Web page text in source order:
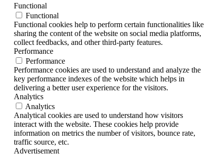
Functional
Functional
Functional cookies help to perform certain functionalities like
sharing the content of the website on social media platforms,
collect feedbacks, and other third-party features.
Performance
Performance
Performance cookies are used to understand and analyze the
key performance indexes of the website which helps in
delivering a better user experience for the visitors.
Analytics
Analytics
Analytical cookies are used to understand how visitors
interact with the website. These cookies help provide
information on metrics the number of visitors, bounce rate,
traffic source, etc.
Advertisement